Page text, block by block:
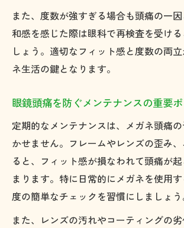
また、度数が強すぎる場合も頭痛の一
和感を感じた際は眼科で再検査を受け
しょう。適切なフィット感と度数の両
ネ生活の鍵となります。
眼鏡頭痛を防ぐメンテナンスの重要
定期的なメンテナンスは、メガネ頭痛
かせません。フレームやレンズの歪み
ると、フィット感が損なわれて頭痛が
まります。特に日常的にメガネを使用
度の簡単なチェックを習慣にしましょう
また、レンズの汚れやコーティングの